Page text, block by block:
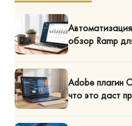
обзор Ramp
Adobe плагин
что это даст